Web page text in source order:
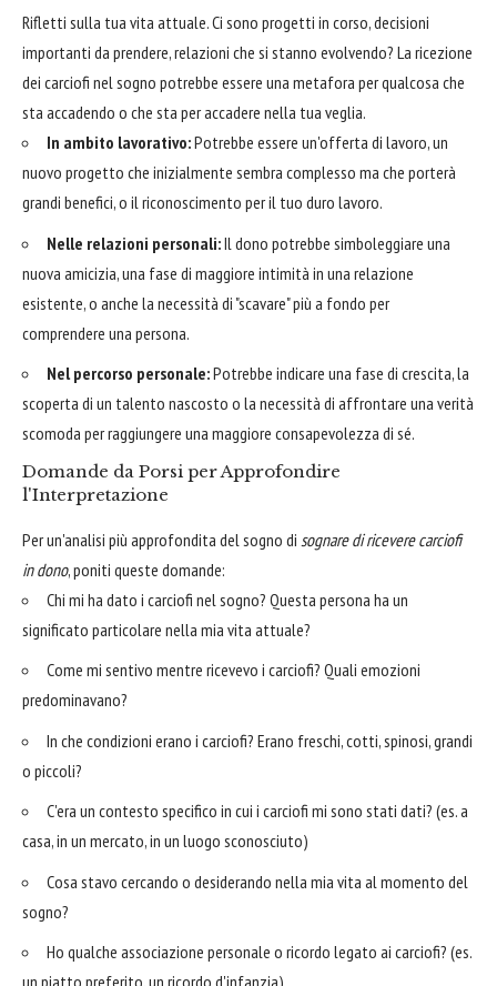
Rifletti sulla tua vita attuale. Ci sono progetti in corso, decisioni
importanti da prendere, relazioni che si stanno evolvendo? La ricezione
dei carciofi nel sogno potrebbe essere una metafora per qualcosa che
sta accadendo o che sta per accadere nella tua veglia.
In ambito lavorativo:Potrebbe essere un'offerta di lavoro, un
nuovo progetto che inizialmente sembra complesso ma che porterà
grandi benefici, o il riconoscimento per il tuo duro lavoro.
Nelle relazioni personali:Il dono potrebbe simboleggiare una
nuova amicizia, una fase di maggiore intimità in una relazione
esistente, o anche la necessità di "scavare" più a fondo per
comprendere una persona.
Nel percorso personale:Potrebbe indicare una fase di crescita, la
scoperta di un talento nascosto o la necessità di affrontare una verità
scomoda per raggiungere una maggiore consapevolezza di sé.
Domande da Porsi per Approfondire
l'Interpretazione
Per un'analisi più approfondita del sogno di sognare di ricevere carciofi
in dono, poniti queste domande:
Chi mi ha dato i carciofi nel sogno? Questa persona ha un
significato particolare nella mia vita attuale?
Come mi sentivo mentre ricevevo i carciofi? Quali emozioni
predominavano?
In che condizioni erano i carciofi? Erano freschi, cotti, spinosi, grandi
o piccoli?
C'era un contesto specifico in cui i carciofi mi sono stati dati? (es. a
casa, in un mercato, in un luogo sconosciuto)
Cosa stavo cercando o desiderando nella mia vita al momento del
sogno?
Ho qualche associazione personale o ricordo legato ai carciofi? (es.